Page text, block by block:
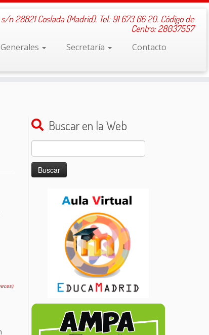
n 28821 Coslada (Madrid). Tel: 91 673 66 20. Código de
Centro: 28037557
Secretaría
Contacto
Buscar en la Web
Buscar: